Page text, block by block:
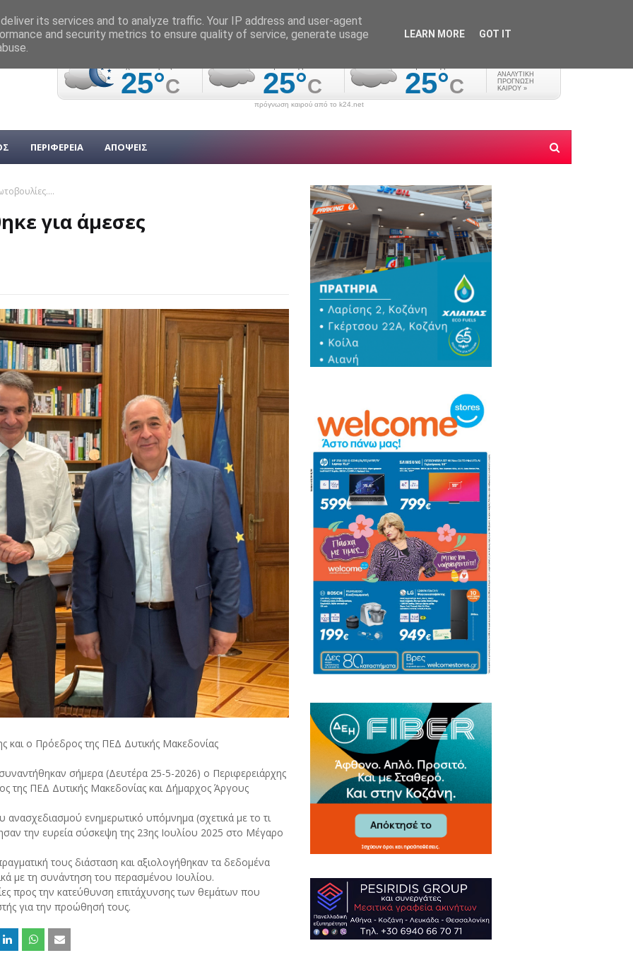
πρόγνωση καιρού από το k24.net
ΠΕΡΙΦΕΡΕΙΑ ΑΠΟΨΕΙΣ
για άμεσες
ο Πρόεδρος της ΠΕΔ Δυτικής Μακεδονίας
σήμερα (Δευτέρα 25-5-2026) ο Περιφερειάρχης
της ΠΕΔ Δυτικής Μακεδονίας και Δήμαρχος Άργους
ενημερωτικό υπόμνημα (σχετικά με το τι
την ευρεία σύσκεψη της 23ης Ιουλίου 2025 στο Μέγαρο
τους διάσταση και αξιολογήθηκαν τα δεδομένα
με τη συνάντηση του περασμένου Ιουλίου.
προς την κατεύθυνση επιτάχυνσης των θεμάτων που
για την προώθησή τους.
its services and to analyze traffic. Your IP address and user-agent
and security metrics to ensure quality of service, generate usage
LEARN MORE GOT IT